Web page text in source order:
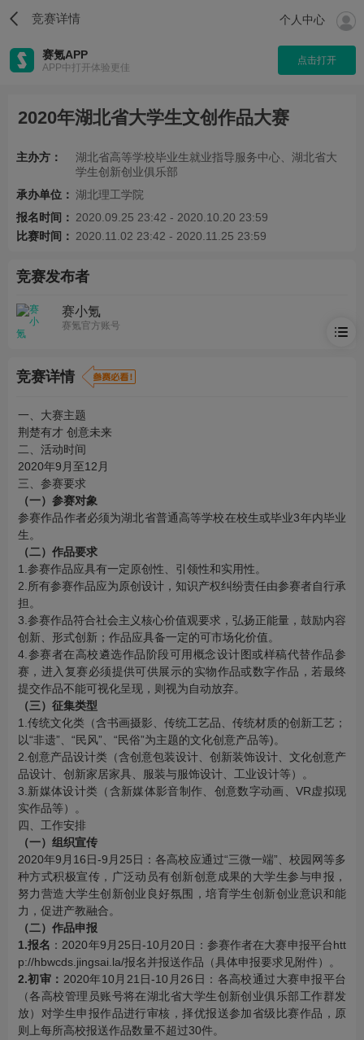
竞赛详情 个人中心
赛氪APP
APP中打开体验更佳
点击打开
2020年湖北省大学生文创作品大赛
主办方：
湖北省高等学校毕业生就业指导服务中心、湖北省大
学生创新创业俱乐部
承办单位： 湖北理工学院
报名时间： 2020.09.25 23:42 - 2020.10.20 23:59
比赛时间： 2020.11.02 23:42 - 2020.11.25 23:59
竞赛发布者
赛小氪
赛氪官方账号
竞赛详情
一、大赛主题
荆楚有才 创意未来
二、活动时间
2020年9月至12月
三、参赛要求
（一）参赛对象
参赛作品作者必须为湖北省普通高等学校在校生或毕业3年内毕业
生。
（二）作品要求
1.参赛作品应具有一定原创性、引领性和实用性。
2.所有参赛作品应为原创设计，知识产权纠纷责任由参赛者自行承
担。
3.参赛作品符合社会主义核心价值观要求，弘扬正能量，鼓励内容
创新、形式创新；作品应具备一定的可市场化价值。
4.参赛者在高校遴选作品阶段可用概念设计图或样稿代替作品参
赛，进入复赛必须提供可供展示的实物作品或数字作品，若最终
提交作品不能可视化呈现，则视为自动放弃。
（三）征集类型
1.传统文化类（含书画摄影、传统工艺品、传统材质的创新工艺；
以“非遗”、“民风”、“民俗”为主题的文化创意产品等)。
2.创意产品设计类（含创意包装设计、创新装饰设计、文化创意产
品设计、创新家居家具、服装与服饰设计、工业设计等）。
3.新媒体设计类（含新媒体影音制作、创意数字动画、VR虚拟现
实作品等）。
四、工作安排
（一）组织宣传
2020年9月16日-9月25日：各高校应通过“三微一端”、校园网等多
种方式积极宣传，广泛动员有创新创意成果的大学生参与申报，
努力营造大学生创新创业良好氛围，培育学生创新创业意识和能
力，促进产教融合。
（二）作品申报
1.报名 ：2020年9月25日-10月20日：参赛作者在大赛申报平台htt
p://hbwcds.jingsai.la/报名并报送作品（具体申报要求见附件）。
2.初审： 2020年10月21日-10月26日：各高校通过大赛申报平台
（各高校管理员账号将在湖北省大学生创新创业俱乐部工作群发
放）对学生申报作品进行审核，择优报送参加省级比赛作品，原
则上每所高校报送作品数量不超过30件。